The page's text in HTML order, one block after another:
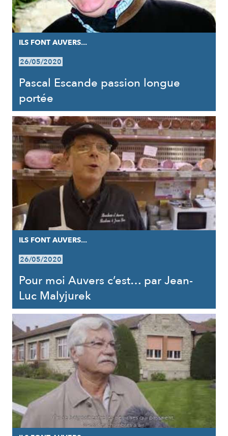
ILS FONT AUVERS...
26/05/2020
Pascal Escande passion longue
portée
ILS FONT AUVERS...
26/05/2020
Pour moi Auvers c’est… par Jean-
Luc Malyjurek